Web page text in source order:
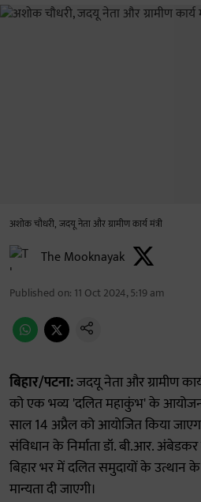
अशोक चौधरी, जदयू नेता और ग्रामीण कार्य मंत्री
The Mooknayak
Published on: 11 Oct 2024, 5:19 am
बिहार/पटना:जदयू नेता और ग्रामीण
को एक भव्य 'दलित महाकुंभ' के
साल 14 अप्रैल को आयोजित किया
संविधान के निर्माता डॉ. बी.आर.
बिहार भर में दलित समुदायों के उत्थान के
मान्यता दी जाएगी।